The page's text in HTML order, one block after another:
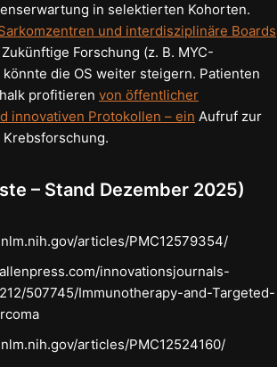
in selektierten Kohorten.
und interdisziplinäre Boards
Zukünftige Forschung (z. B. MYC-
die OS weiter steigern. Patienten
profitieren von öffentlicher
innovativen Protokollen – ein Aufruf zur
– Stand Dezember 2025)
articles/PMC12579354/
innovationsjournals-
507745/Immunotherapy-and-Targeted-
articles/PMC12524160/